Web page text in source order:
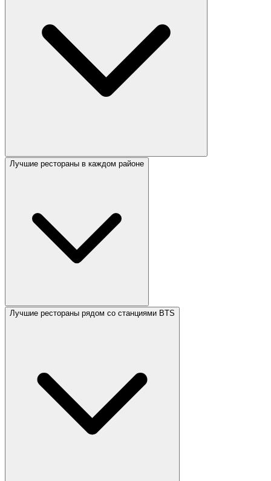
Лучшие рестораны в каждом районе
Лучшие рестораны рядом со станциями BTS